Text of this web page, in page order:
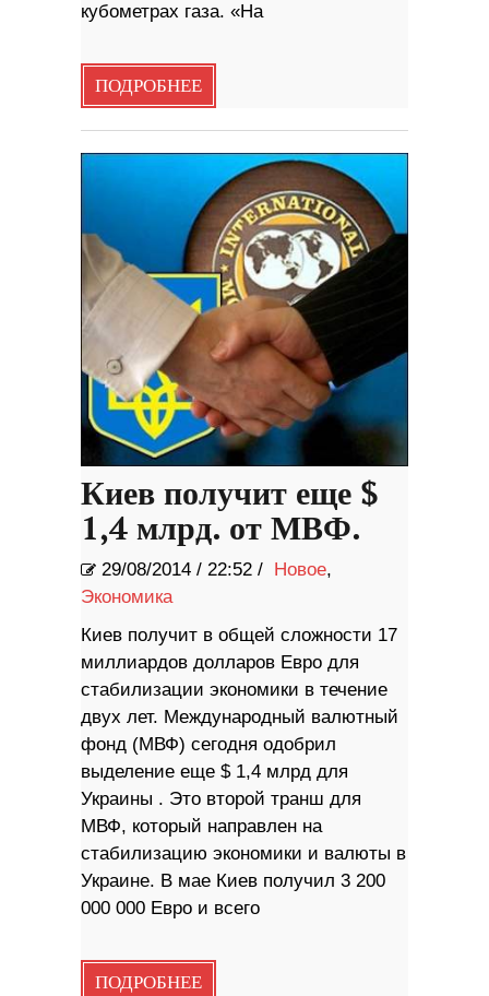
кубометрах газа. «На
ПОДРОБНЕЕ
Киев получит еще $
1,4 млрд. от МВФ.
29/08/2014 / 22:52 / Новое,
Экономика
Киев получит в общей сложности 17
миллиардов долларов Евро для
стабилизации экономики в течение
двух лет. Международный валютный
фонд (МВФ) сегодня одобрил
выделение еще $ 1,4 млрд для
Украины . Это второй транш для
МВФ, который направлен ​​на
стабилизацию экономики и валюты в
Украине. В мае Киев получил 3 200
000 000 Евро и всего
ПОДРОБНЕЕ